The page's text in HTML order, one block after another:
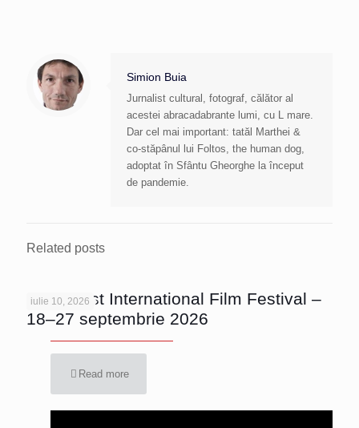
Simion Buia
Jurnalist cultural, fotograf, călător al
acestei abracadabrante lumi, cu L mare.
Dar cel mai important: tatăl Marthei &
co-stăpânul lui Foltos, the human dog,
adoptat în Sfântu Gheorghe la început
de pandemie.
Related posts
iulie 10, 2026
Bucharest International Film Festival –
18–27 septembrie 2026
Read more